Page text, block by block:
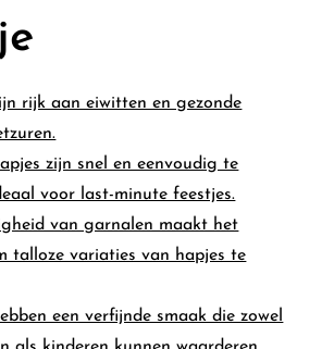
rijk aan eiwitten en gezonde
zijn snel en eenvoudig te
voor last-minute feestjes.
van garnalen maakt het
talloze variaties van hapjes te
een verfijnde smaak die zowel